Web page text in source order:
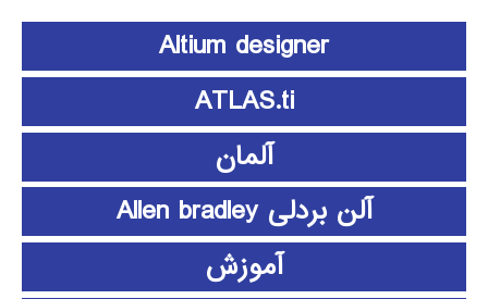
Altium designer
ATLAS.ti
آلمان
آلن بردلی Allen bradley
آموزش